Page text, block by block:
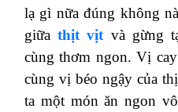
lạ gì nữa đúng không
giữathịt vịt và gừng
cùng thơm ngon. Vị
cùng vị béo ngậy của
ta một món ăn ngon